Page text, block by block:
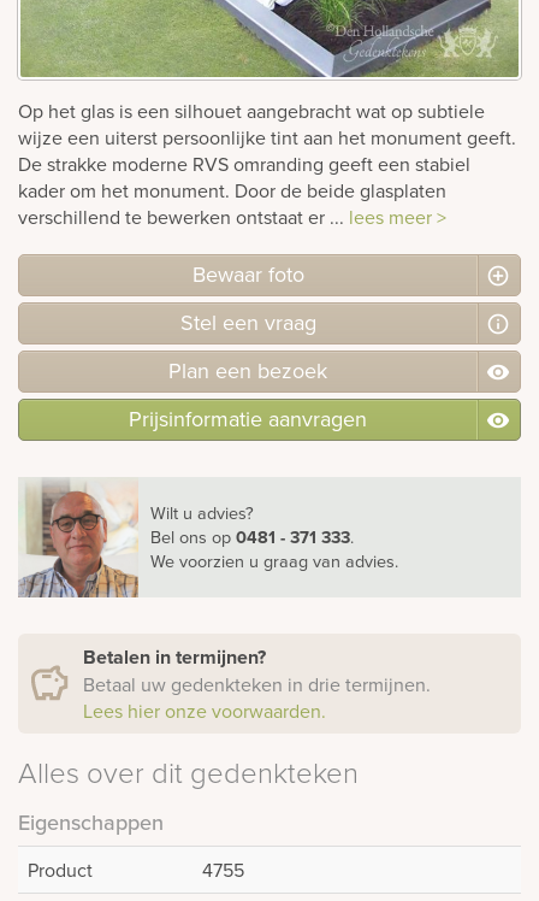
Bekijk
ook:
Op het glas is een silhouet aangebracht wat op subtiele
wijze een uiterst persoonlijke tint aan het monument geeft.
De strakke moderne RVS omranding geeft een stabiel
kader om het monument. Door de beide glasplaten
verschillend te bewerken ontstaat er ... lees meer >
Bewaar foto
Stel een vraag
Plan een bezoek
Prijsinformatie aanvragen
Wilt u advies?
Bel ons op0481 - 371 333.
We voorzien u graag van advies.
Betalen in termijnen?
Betaal uw gedenkteken in drie termijnen.
Lees hier onze voorwaarden.
Alles over dit gedenkteken
Eigenschappen
Product
4755